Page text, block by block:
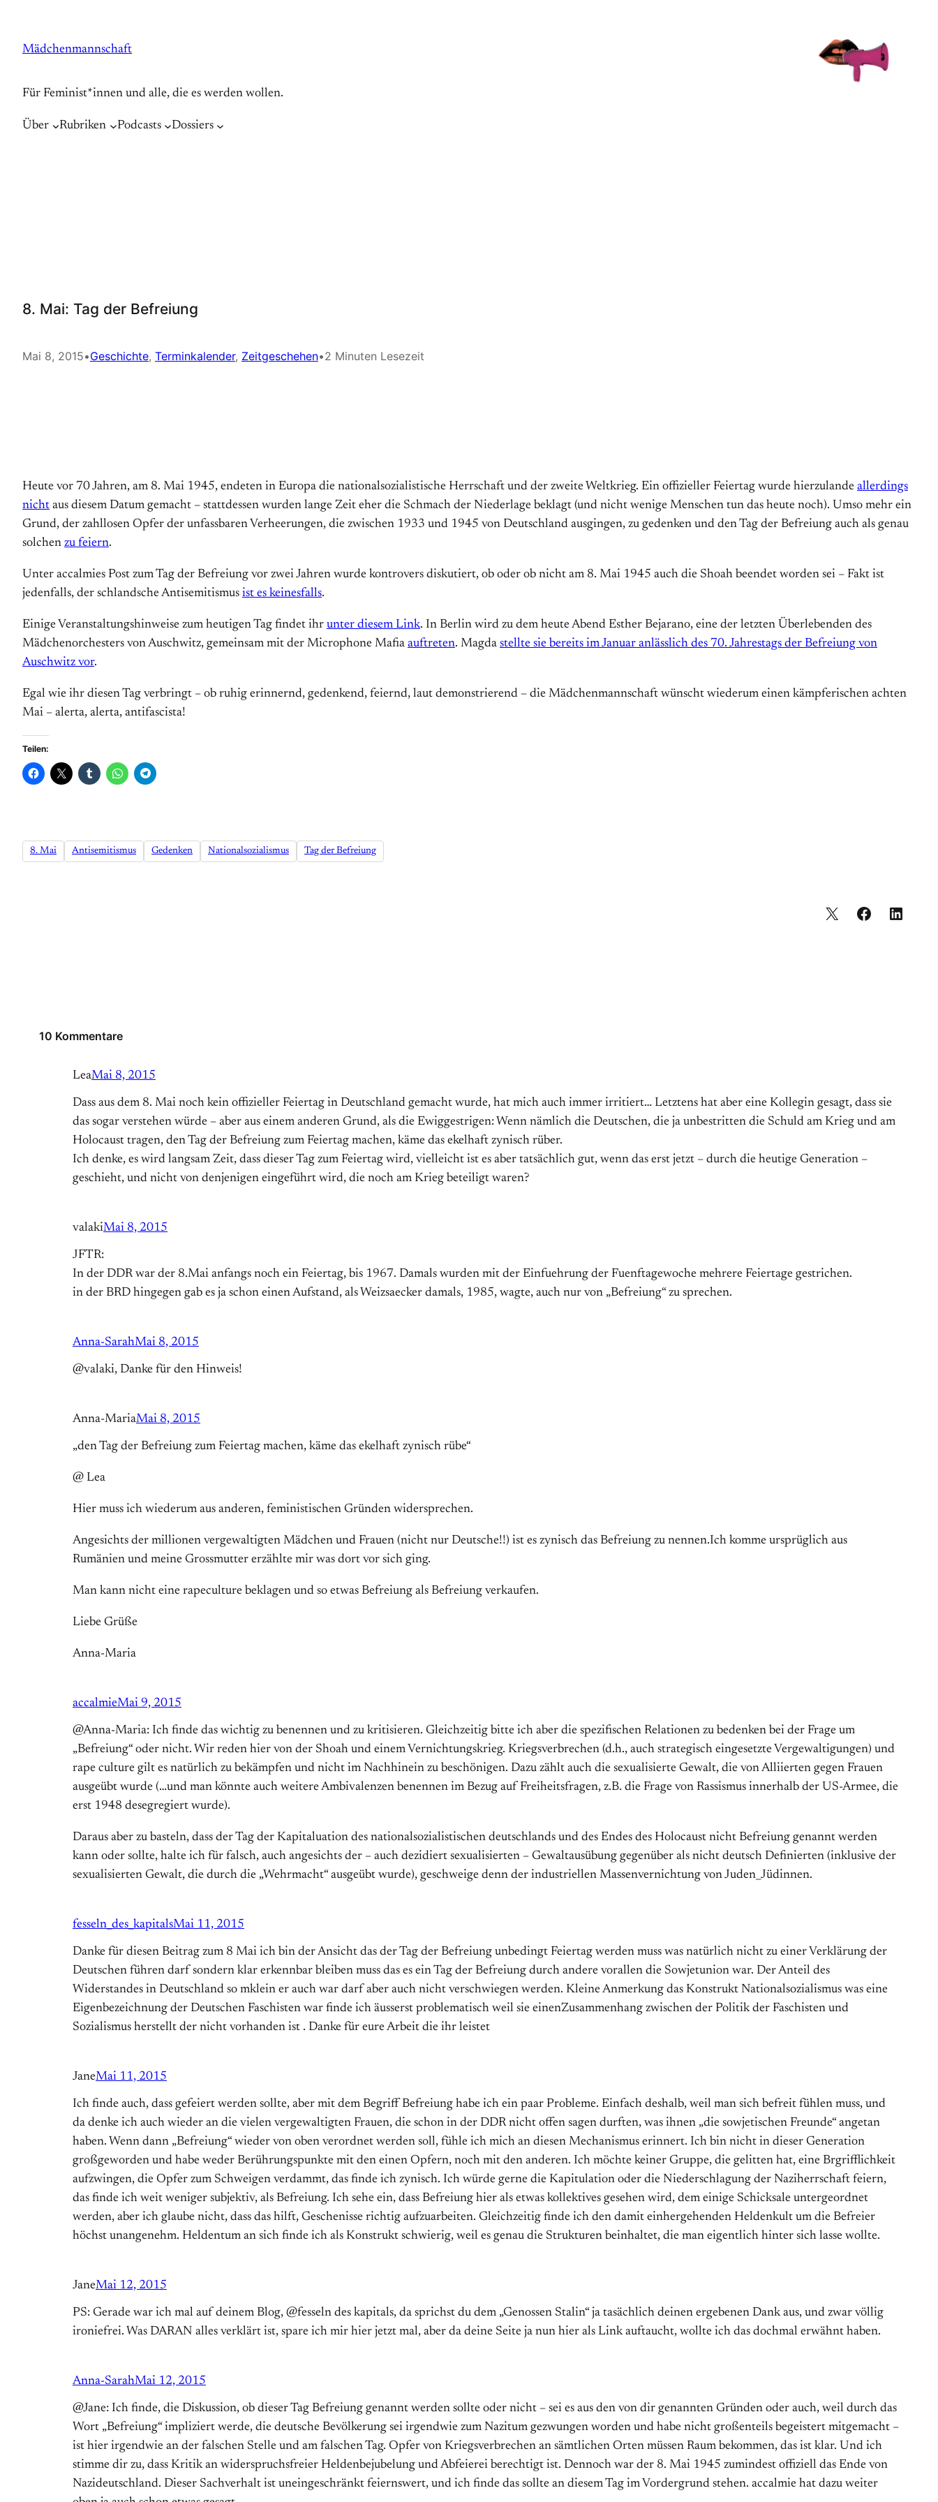
springen
Mädchenmannschaft
Für Feminist*innen und alle, die es werden wollen.
Über Rubriken Podcasts Dossiers
8. Mai: Tag der Befreiung
Mai 8, 2015•Geschichte, Terminkalender, Zeitgeschehen•2 Minuten Lesezeit
Heute vor 70 Jahren, am 8. Mai 1945, endeten in Europa die nationalsozialistische Herrschaft und der zweite Weltkrieg. Ein offizieller Feiertag wurde hierzulande allerdings
nicht aus diesem Datum gemacht – stattdessen wurden lange Zeit eher die Schmach der Niederlage beklagt (und nicht wenige Menschen tun das heute noch). Umso mehr ein
Grund, der zahllosen Opfer der unfassbaren Verheerungen, die zwischen 1933 und 1945 von Deutschland ausgingen, zu gedenken und den Tag der Befreiung auch als genau
solchen zu feiern.
Unter accalmies Post zum Tag der Befreiung vor zwei Jahren wurde kontrovers diskutiert, ob oder ob nicht am 8. Mai 1945 auch die Shoah beendet worden sei – Fakt ist
jedenfalls, der schlandsche Antisemitismus ist es keinesfalls.
Einige Veranstaltungshinweise zum heutigen Tag findet ihr unter diesem Link. In Berlin wird zu dem heute Abend Esther Bejarano, eine der letzten Überlebenden des
Mädchenorchesters von Auschwitz, gemeinsam mit der Microphone Mafia auftreten. Magda stellte sie bereits im Januar anlässlich des 70. Jahrestags der Befreiung von
Auschwitz vor.
Egal wie ihr diesen Tag verbringt – ob ruhig erinnernd, gedenkend, feiernd, laut demonstrierend – die Mädchenmannschaft wünscht wiederum einen kämpferischen achten
Mai – alerta, alerta, antifascista!
Teilen:
8. Mai Antisemitismus Gedenken Nationalsozialismus Tag der Befreiung
10 Kommentare
LeaMai 8, 2015
Dass aus dem 8. Mai noch kein offizieller Feiertag in Deutschland gemacht wurde, hat mich auch immer irritiert… Letztens hat aber eine Kollegin gesagt, dass sie
das sogar verstehen würde – aber aus einem anderen Grund, als die Ewiggestrigen: Wenn nämlich die Deutschen, die ja unbestritten die Schuld am Krieg und am
Holocaust tragen, den Tag der Befreiung zum Feiertag machen, käme das ekelhaft zynisch rüber.
Ich denke, es wird langsam Zeit, dass dieser Tag zum Feiertag wird, vielleicht ist es aber tatsächlich gut, wenn das erst jetzt – durch die heutige Generation –
geschieht, und nicht von denjenigen eingeführt wird, die noch am Krieg beteiligt waren?
valakiMai 8, 2015
JFTR:
In der DDR war der 8.Mai anfangs noch ein Feiertag, bis 1967. Damals wurden mit der Einfuehrung der Fuenftagewoche mehrere Feiertage gestrichen.
in der BRD hingegen gab es ja schon einen Aufstand, als Weizsaecker damals, 1985, wagte, auch nur von „Befreiung“ zu sprechen.
Anna-SarahMai 8, 2015
@valaki, Danke für den Hinweis!
Anna-MariaMai 8, 2015
„den Tag der Befreiung zum Feiertag machen, käme das ekelhaft zynisch rübe“
@ Lea
Hier muss ich wiederum aus anderen, feministischen Gründen widersprechen.
Angesichts der millionen vergewaltigten Mädchen und Frauen (nicht nur Deutsche!!) ist es zynisch das Befreiung zu nennen.Ich komme ursprüglich aus
Rumänien und meine Grossmutter erzählte mir was dort vor sich ging.
Man kann nicht eine rapeculture beklagen und so etwas Befreiung als Befreiung verkaufen.
Liebe Grüße
Anna-Maria
accalmieMai 9, 2015
@Anna-Maria: Ich finde das wichtig zu benennen und zu kritisieren. Gleichzeitig bitte ich aber die spezifischen Relationen zu bedenken bei der Frage um
„Befreiung“ oder nicht. Wir reden hier von der Shoah und einem Vernichtungskrieg. Kriegsverbrechen (d.h., auch strategisch eingesetzte Vergewaltigungen) und
rape culture gilt es natürlich zu bekämpfen und nicht im Nachhinein zu beschönigen. Dazu zählt auch die sexualisierte Gewalt, die von Alliierten gegen Frauen
ausgeübt wurde (…und man könnte auch weitere Ambivalenzen benennen im Bezug auf Freiheitsfragen, z.B. die Frage von Rassismus innerhalb der US-Armee, die
erst 1948 desegregiert wurde).
Daraus aber zu basteln, dass der Tag der Kapitaluation des nationalsozialistischen deutschlands und des Endes des Holocaust nicht Befreiung genannt werden
kann oder sollte, halte ich für falsch, auch angesichts der – auch dezidiert sexualisierten – Gewaltausübung gegenüber als nicht deutsch Definierten (inklusive der
sexualisierten Gewalt, die durch die „Wehrmacht“ ausgeübt wurde), geschweige denn der industriellen Massenvernichtung von Juden_Jüdinnen.
fesseln_des_kapitalsMai 11, 2015
Danke für diesen Beitrag zum 8 Mai ich bin der Ansicht das der Tag der Befreiung unbedingt Feiertag werden muss was natürlich nicht zu einer Verklärung der
Deutschen führen darf sondern klar erkennbar bleiben muss das es ein Tag der Befreiung durch andere vorallen die Sowjetunion war. Der Anteil des
Widerstandes in Deutschland so mklein er auch war darf aber auch nicht verschwiegen werden. Kleine Anmerkung das Konstrukt Nationalsozialismus was eine
Eigenbezeichnung der Deutschen Faschisten war finde ich äusserst problematisch weil sie einenZusammenhang zwischen der Politik der Faschisten und
Sozialismus herstellt der nicht vorhanden ist . Danke für eure Arbeit die ihr leistet
JaneMai 11, 2015
Ich finde auch, dass gefeiert werden sollte, aber mit dem Begriff Befreiung habe ich ein paar Probleme. Einfach deshalb, weil man sich befreit fühlen muss, und
da denke ich auch wieder an die vielen vergewaltigten Frauen, die schon in der DDR nicht offen sagen durften, was ihnen „die sowjetischen Freunde“ angetan
haben. Wenn dann „Befreiung“ wieder von oben verordnet werden soll, fühle ich mich an diesen Mechanismus erinnert. Ich bin nicht in dieser Generation
großgeworden und habe weder Berührungspunkte mit den einen Opfern, noch mit den anderen. Ich möchte keiner Gruppe, die gelitten hat, eine Brgrifflichkeit
aufzwingen, die Opfer zum Schweigen verdammt, das finde ich zynisch. Ich würde gerne die Kapitulation oder die Niederschlagung der Naziherrschaft feiern,
das finde ich weit weniger subjektiv, als Befreiung. Ich sehe ein, dass Befreiung hier als etwas kollektives gesehen wird, dem einige Schicksale untergeordnet
werden, aber ich glaube nicht, dass das hilft, Geschenisse richtig aufzuarbeiten. Gleichzeitig finde ich den damit einhergehenden Heldenkult um die Befreier
höchst unangenehm. Heldentum an sich finde ich als Konstrukt schwierig, weil es genau die Strukturen beinhaltet, die man eigentlich hinter sich lasse wollte.
JaneMai 12, 2015
PS: Gerade war ich mal auf deinem Blog, @fesseln des kapitals, da sprichst du dem „Genossen Stalin“ ja tasächlich deinen ergebenen Dank aus, und zwar völlig
ironiefrei. Was DARAN alles verklärt ist, spare ich mir hier jetzt mal, aber da deine Seite ja nun hier als Link auftaucht, wollte ich das dochmal erwähnt haben.
Anna-SarahMai 12, 2015
@Jane: Ich finde, die Diskussion, ob dieser Tag Befreiung genannt werden sollte oder nicht – sei es aus den von dir genannten Gründen oder auch, weil durch das
Wort „Befreiung“ impliziert werde, die deutsche Bevölkerung sei irgendwie zum Nazitum gezwungen worden und habe nicht großenteils begeistert mitgemacht –
ist hier irgendwie an der falschen Stelle und am falschen Tag. Opfer von Kriegsverbrechen an sämtlichen Orten müssen Raum bekommen, das ist klar. Und ich
stimme dir zu, dass Kritik an widerspruchsfreier Heldenbejubelung und Abfeierei berechtigt ist. Dennoch war der 8. Mai 1945 zumindest offiziell das Ende von
Nazideutschland. Dieser Sachverhalt ist uneingeschränkt feiernswert, und ich finde das sollte an diesem Tag im Vordergrund stehen. accalmie hat dazu weiter